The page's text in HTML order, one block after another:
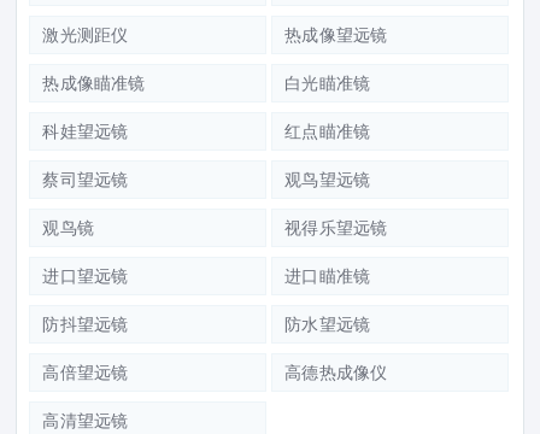
激光测距仪 热成像望远镜
热成像瞄准镜 白光瞄准镜
科娃望远镜 红点瞄准镜
蔡司望远镜 观鸟望远镜
观鸟镜 视得乐望远镜
进口望远镜 进口瞄准镜
防抖望远镜 防水望远镜
高倍望远镜 高德热成像仪
高清望远镜